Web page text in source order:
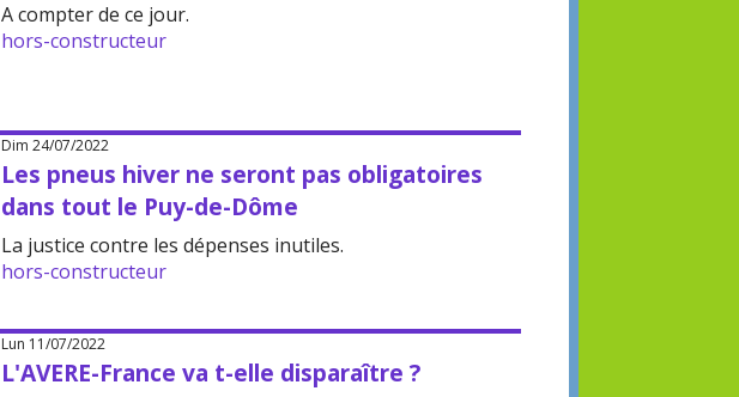
A compter de ce jour.
hors-constructeur
Dim 24/07/2022
Les pneus hiver ne seront pas obligatoires
dans tout le Puy-de-Dôme
La justice contre les dépenses inutiles.
hors-constructeur
Lun 11/07/2022
L'AVERE-France va t-elle disparaître ?